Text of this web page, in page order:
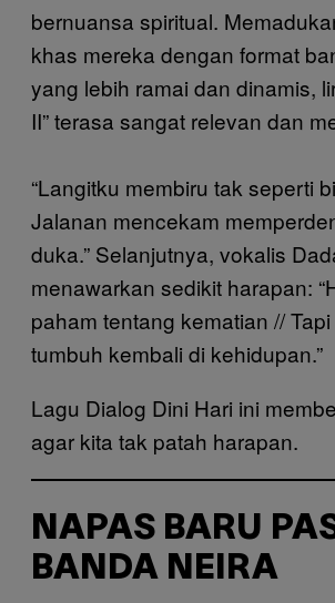
bernuansa spiritual.
khas mereka dengan format
yang lebih ramai dan dinamis,
II” terasa sangat relevan dan
“Langitku membiru tak seperti
Jalanan mencekam
duka.” Selanjutnya, vokalis
menawarkan sedikit harapan:
paham tentang kematian //
tumbuh kembali di kehidupan.”
Lagu Dialog Dini Hari ini
agar kita tak patah harapan.
NAPAS BARU
BANDA NEIRA